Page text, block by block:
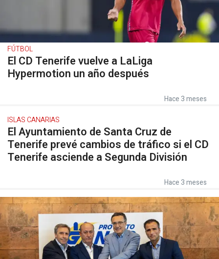
FÚTBOL
El CD Tenerife vuelve a LaLiga
Hypermotion un año después
Hace 3 meses
ISLAS CANARIAS
El Ayuntamiento de Santa Cruz de
Tenerife prevé cambios de tráfico si el CD
Tenerife asciende a Segunda División
Hace 3 meses